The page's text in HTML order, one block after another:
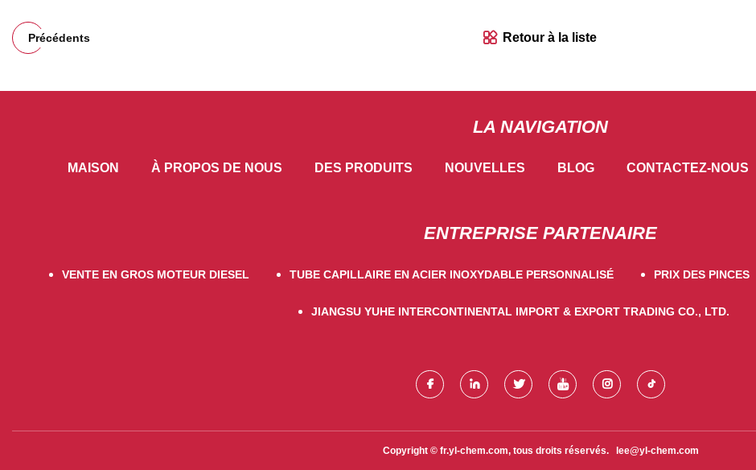
Précédents Retour à la liste
LA NAVIGATION
MAISON À PROPOS DE NOUS DES PRODUITS NOUVELLES BLOG CONTACTEZ-NOUS
ENTREPRISE PARTENAIRE
VENTE EN GROS MOTEUR DIESEL TUBE CAPILLAIRE EN ACIER INOXYDABLE PERSONNALISÉ PRIX DES PINCES
JIANGSU YUHE INTERCONTINENTAL IMPORT & EXPORT TRADING CO., LTD.
Copyright © fr.yl-chem.com, tous droits réservés. lee@yl-chem.com